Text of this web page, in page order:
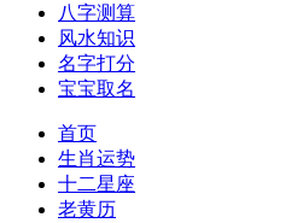
八字测算
风水知识
名字打分
宝宝取名
首页
生肖运势
十二星座
老黄历